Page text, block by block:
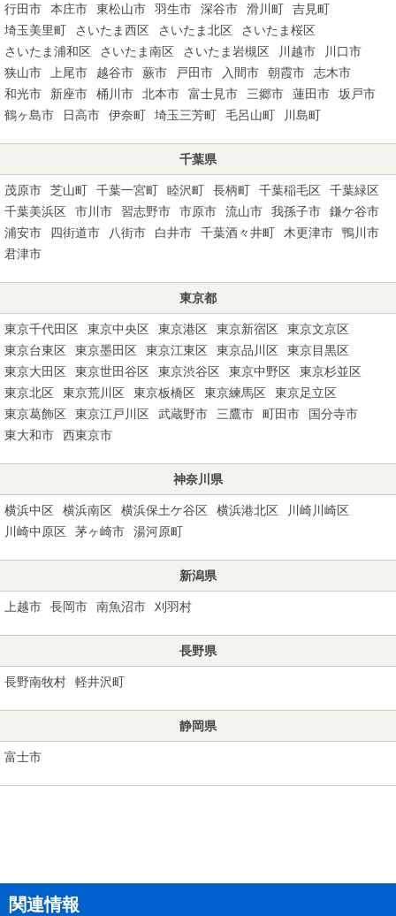
行田市 本庄市 東松山市 羽生市 深谷市 滑川町
吉見町
埼玉美里町
さいたま西区 さいたま北区
さいたま桜区
さいたま浦和区
さいたま南区 さいたま岩槻区 川越市
川口市
狭山市
上尾市 越谷市 蕨市 戸田市 入間市 朝霞市
志木市
和光市
新座市 桶川市 北本市 富士見市 三郷市 蓮田市
坂戸市
鶴ヶ島市
日高市 伊奈町 埼玉三芳町 毛呂山町 川島町
千葉県
茂原市 芝山町 千葉一宮町 睦沢町 長柄町 千葉稲毛区
千葉緑区
千葉美浜区
市川市 習志野市 市原市 流山市 我孫子市
鎌ケ谷市
浦安市
四街道市 八街市 白井市 千葉酒々井町 木更津市
鴨川市
君津市
東京都
東京千代田区 東京中央区 東京港区 東京新宿区
東京文京区
東京台東区
東京墨田区 東京江東区 東京品川区
東京目黒区
東京大田区
東京世田谷区 東京渋谷区 東京中野区
東京杉並区
東京北区
東京荒川区 東京板橋区 東京練馬区
東京足立区
東京葛飾区
東京江戸川区 武蔵野市 三鷹市 町田市
国分寺市
東大和市
西東京市
神奈川県
横浜中区 横浜南区 横浜保土ケ谷区 横浜港北区
川崎川崎区
川崎中原区
茅ヶ崎市 湯河原町
新潟県
上越市 長岡市 南魚沼市 刈羽村
長野県
長野南牧村 軽井沢町
静岡県
富士市
関連情報